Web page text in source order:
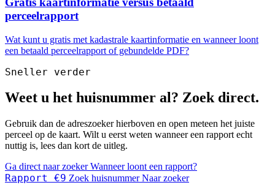
perceelrapport
Wat kunt u gratis met kadastrale kaartinformatie en wanneer loont
een betaald perceelrapport of gebundelde PDF?
Sneller verder
Weet u het huisnummer al? Zoek direct.
Gebruik dan de adreszoeker hierboven en open meteen het juiste
perceel op de kaart. Wilt u eerst weten wanneer een rapport echt
nuttig is, lees dan kort de uitleg.
Ga direct naar zoekerWanneer loont een rapport?
Rapport €9 Zoek huisnummer Naar zoeker